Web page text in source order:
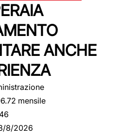
ANCHE
mensile
8/2026